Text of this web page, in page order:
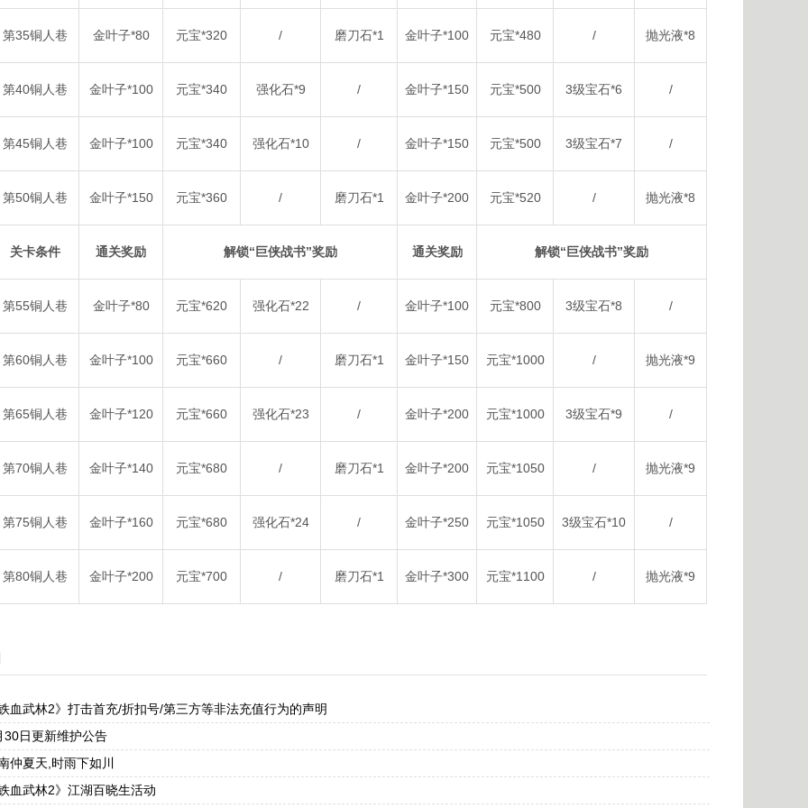
第35铜人巷 金叶子*80 元宝*320 / 磨刀石*1 金叶子*100 元宝*480 / 抛光液*8
第40铜人巷 金叶子*100 元宝*340 强化石*9 / 金叶子*150 元宝*500 3级宝石*6 /
第45铜人巷 金叶子*100 元宝*340 强化石*10 / 金叶子*150 元宝*500 3级宝石*7 /
第50铜人巷 金叶子*150 元宝*360 / 磨刀石*1 金叶子*200 元宝*520 / 抛光液*8
关卡条件 通关奖励 解锁“巨侠战书”奖励 通关奖励 解锁“巨侠战书”奖励
第55铜人巷 金叶子*80 元宝*620 强化石*22 / 金叶子*100 元宝*800 3级宝石*8 /
第60铜人巷 金叶子*100 元宝*660 / 磨刀石*1 金叶子*150 元宝*1000 / 抛光液*9
第65铜人巷 金叶子*120 元宝*660 强化石*23 / 金叶子*200 元宝*1000 3级宝石*9 /
第70铜人巷 金叶子*140 元宝*680 / 磨刀石*1 金叶子*200 元宝*1050 / 抛光液*9
第75铜人巷 金叶子*160 元宝*680 强化石*24 / 金叶子*250 元宝*1050 3级宝石*10 /
第80铜人巷 金叶子*200 元宝*700 / 磨刀石*1 金叶子*300 元宝*1100 / 抛光液*9
血武林2》打击首充/折扣号/第三方等非法充值行为的声明
30日更新维护公告
仲夏天,时雨下如川
血武林2》江湖百晓生活动